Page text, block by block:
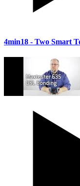
4min18 - Two Smart